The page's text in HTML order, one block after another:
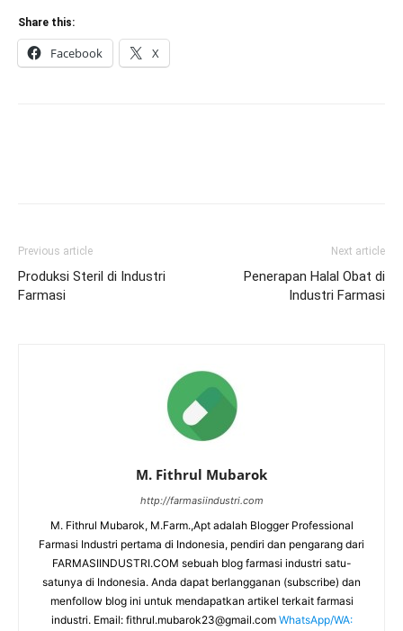
Share this:
Facebook X
Previous article
Produksi Steril di Industri
Farmasi
Next article
Penerapan Halal Obat di
Industri Farmasi
M. Fithrul Mubarok
http://farmasiindustri.com
M. Fithrul Mubarok, M.Farm.,Apt adalah Blogger Professional
Farmasi Industri pertama di Indonesia, pendiri dan pengarang dari
FARMASIINDUSTRI.COM sebuah blog farmasi industri satu-
satunya di Indonesia. Anda dapat berlangganan (subscribe) dan
menfollow blog ini untuk mendapatkan artikel terkait farmasi
industri. Email: fithrul.mubarok23@gmail.com WhatsApp/WA: